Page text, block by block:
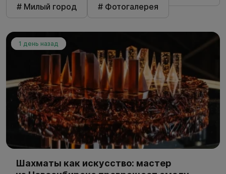
# Милый город
# Фотогалерея
1 день назад
Шахматы как искусство: мастер